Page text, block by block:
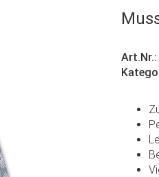
Art.Nr.: